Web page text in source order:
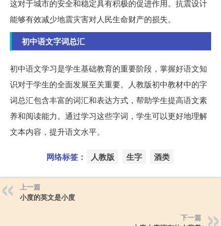
这对于城市的安全和稳定具有积极的促进作用。抗震设计
能够有效减少地震灾害对人民生命财产的损失。
初中语文字词总汇
初中语文学习是学生基础教育的重要阶段，掌握好语文知
识对于学生的全面发展至关重要。人教版初中教材中的字
词总汇包含丰富的词汇和表达方式，帮助学生提高语文素
养和阅读能力。通过学习这些字词，学生可以更好地理解
文本内容，提升语文水平。
网络标签： 人教版 生字 酒类
上一篇
小度的英文是小度
下一篇